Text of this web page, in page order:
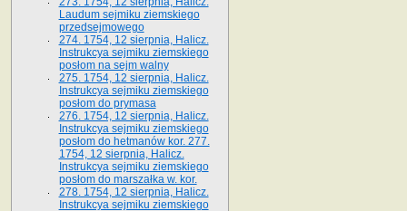
Laudum sejmiku ziemskiego
przedsejmowego
274. 1754, 12 sierpnia, Halicz.
Instrukcya sejmiku ziemskiego
posłom na sejm walny
275. 1754, 12 sierpnia, Halicz.
Instrukcya sejmiku ziemskiego
posłom do prymasa
276. 1754, 12 sierpnia, Halicz.
Instrukcya sejmiku ziemskiego
posłom do hetmanów kor. 277.
1754, 12 sierpnia, Halicz.
Instrukcya sejmiku ziemskiego
posłom do marszałka w. kor.
278. 1754, 12 sierpnia, Halicz.
Instrukcya sejmiku ziemskiego